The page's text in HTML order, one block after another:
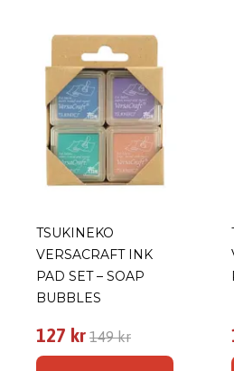
TSUKINEKO
VERSACRAFT INK
PAD SET – SOAP
BUBBLES
127 kr 149 kr